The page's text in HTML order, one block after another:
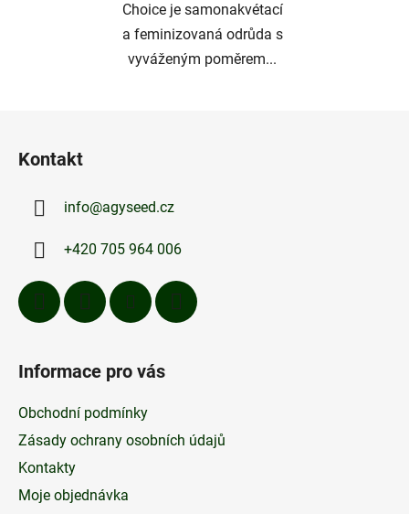
Choice je samonakvétací
a feminizovaná odrůda s
vyváženým poměrem...
Kontakt
info@agyseed.cz
+420 705 964 006
Informace pro vás
Obchodní podmínky
Zásady ochrany osobních údajů
Kontakty
Moje objednávka